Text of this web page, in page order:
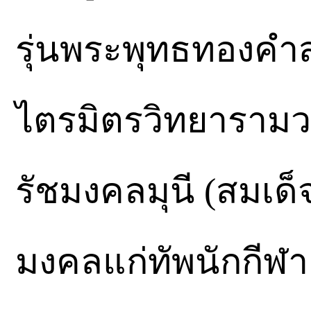
รุ่นพระพุทธทองค
ไตรมิตรวิทยาราม
รัชมงคลมุนี (สมเด็
มงคลแก่ทัพนักกีฬ